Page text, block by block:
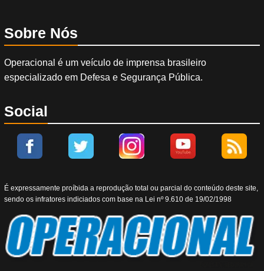
Sobre Nós
Operacional é um veículo de imprensa brasileiro
especializado em Defesa e Segurança Pública.
Social
É expressamente proíbida a reprodução total ou parcial do conteúdo deste site,
sendo os infratores indiciados com base na Lei nº 9.610 de 19/02/1998